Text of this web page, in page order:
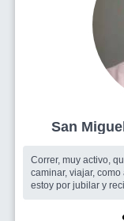
Correr, muy activo,
caminar, viajar,
estoy por jubilar y
Amigos para